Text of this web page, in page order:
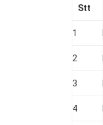
Stt
1
2
3
4